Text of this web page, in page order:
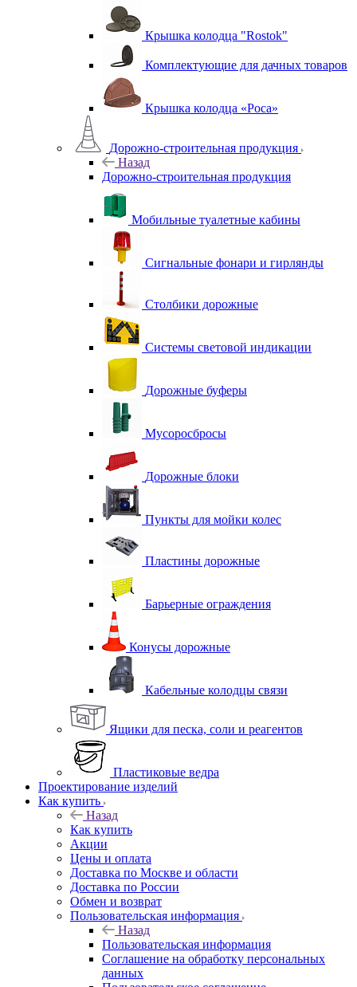
Крышка колодца "Rostok"
Комплектующие для дачных товаров
Крышка колодца «Роса»
Дорожно-строительная продукция
Назад
Дорожно-строительная продукция
Мобильные туалетные кабины
Сигнальные фонари и гирлянды
Столбики дорожные
Системы световой индикации
Дорожные буферы
Мусоросбросы
Дорожные блоки
Пункты для мойки колес
Пластины дорожные
Барьерные ограждения
Конусы дорожные
Кабельные колодцы связи
Ящики для песка, соли и реагентов
Пластиковые ведра
Проектирование изделий
Как купить
Назад
Как купить
Акции
Цены и оплата
Доставка по Москве и области
Доставка по России
Обмен и возврат
Пользовательская информация
Назад
Пользовательская информация
Соглашение на обработку персональных
данных